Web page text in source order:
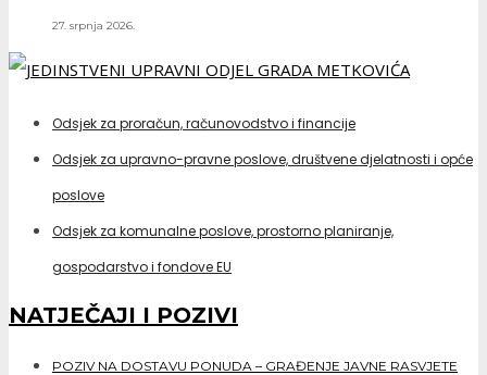
27. srpnja 2026.
Odsjek za proračun, računovodstvo i financije
Odsjek za upravno-pravne poslove, društvene djelatnosti i opće
poslove
Odsjek za komunalne poslove, prostorno planiranje,
gospodarstvo i fondove EU
NATJEČAJI I POZIVI
POZIV NA DOSTAVU PONUDA – GRAĐENJE JAVNE RASVJETE